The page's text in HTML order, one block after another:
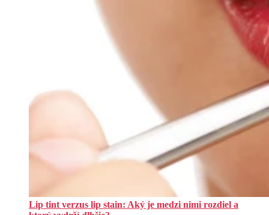
Lip tint verzus lip stain: Aký je medzi nimi rozdiel a